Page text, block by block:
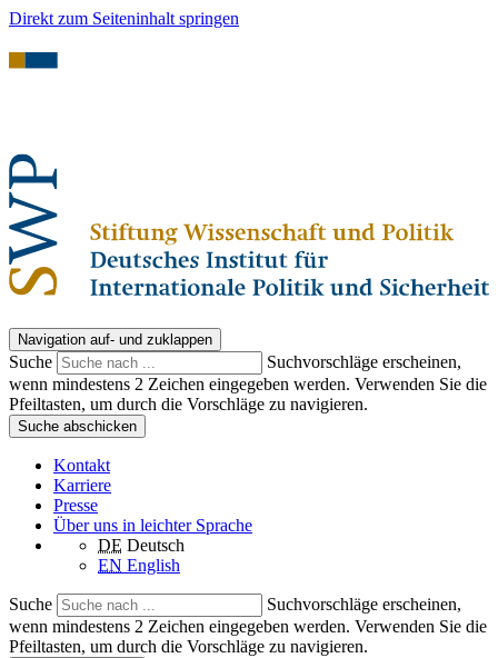
Direkt zum Seiteninhalt springen
Navigation auf- und zuklappen
Suche
Suchvorschläge erscheinen,
wenn mindestens 2 Zeichen eingegeben werden. Verwenden Sie die
Pfeiltasten, um durch die Vorschläge zu navigieren.
Suche abschicken
Kontakt
Karriere
Presse
Über uns in leichter Sprache
DE Deutsch
EN English
Suche
Suchvorschläge erscheinen,
wenn mindestens 2 Zeichen eingegeben werden. Verwenden Sie die
Pfeiltasten, um durch die Vorschläge zu navigieren.